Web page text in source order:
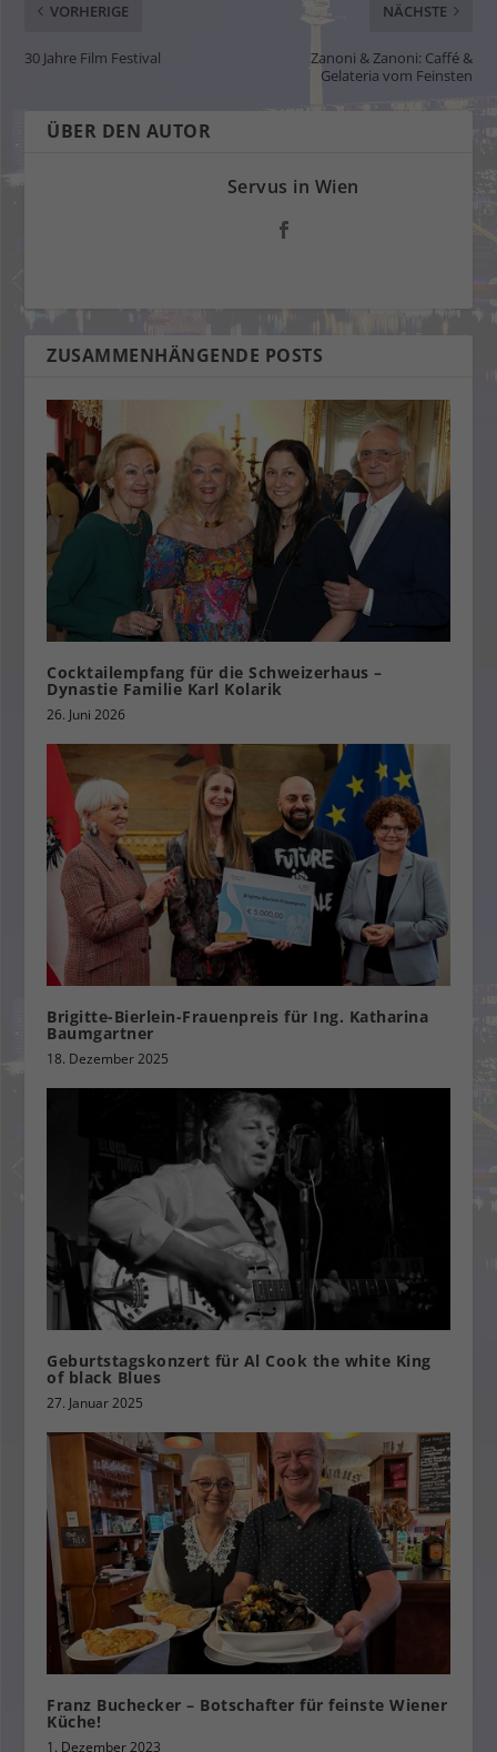
VORHERIGE
30 Jahre Film Festival
NÄCHSTE
Zanoni & Zanoni: Caffé &
Gelateria vom Feinsten
ÜBER DEN AUTOR
Servus in Wien
ZUSAMMENHÄNGENDE POSTS
Cocktailempfang für die Schweizerhaus –
Dynastie Familie Karl Kolarik
26. Juni 2026
Brigitte-Bierlein-Frauenpreis für Ing. Katharina
Baumgartner
18. Dezember 2025
Geburtstagskonzert für Al Cook the white King
of black Blues
27. Januar 2025
Franz Buchecker – Botschafter für feinste Wiener
Küche!
1. Dezember 2023